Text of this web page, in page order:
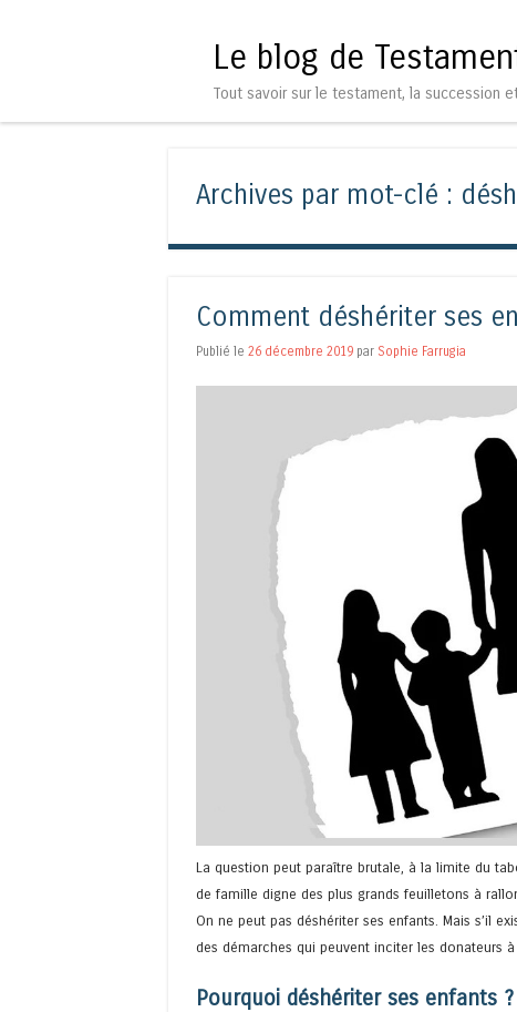
Le blog de
Tout savoir sur le testament, la succession
Archives par mot-clé :
Comment déshériter ses
Publié le 26 décembre 2019 par Sophie Farrugia
La question peut paraître brutale, à la limite du
de famille digne des plus grands feuilletons à
On ne peut pas déshériter ses enfants. Mais s’il
des démarches qui peuvent inciter les donateurs
Pourquoi déshériter ses enfants ?